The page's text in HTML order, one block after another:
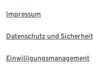
Impressum
Datenschutz und Sicherheit
Einwilligungsmanagement